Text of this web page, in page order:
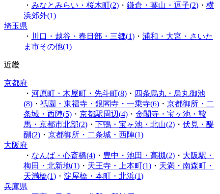
・ みなとみらい・桜木町(2) ・ 鎌倉・葉山・逗子(2) ・ 横
浜郊外(1)
埼玉県
・ 川口・越谷・春日部・三郷(1) ・ 浦和・大宮・さいた
ま市その他(1)
近畿
京都府
・ 河原町・木屋町・先斗町(8) ・ 四条烏丸・烏丸御池
(8) ・ 祇園・東福寺・銀閣寺・一乗寺(6) ・ 京都御所・二
条城・西陣(5) ・ 京都駅周辺(4) ・ 金閣寺・宝ヶ池・鞍
馬・京都市北部(2) ・ 下鴨・宝ヶ池・北山(2) ・ 伏見・醍
醐(2) ・ 京都御所・二条城・西陣(1)
大阪府
・ なんば・心斎橋(4) ・ 豊中・池田・高槻(2) ・ 大阪駅・
梅田・北新地(1) ・ 天王寺・上本町(1) ・ 天満・南森町・
天満橋(1) ・ 淀屋橋・本町・北浜(1)
兵庫県